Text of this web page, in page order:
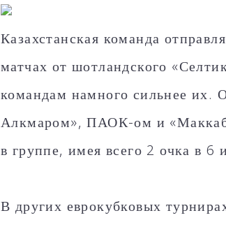
Казахстанская команда
матчах от шотландского
командам намного сильнее их.
Алкмаром», ПАОК-ом и
в группе, имея всего 2 очка в 6
В других еврокубковых